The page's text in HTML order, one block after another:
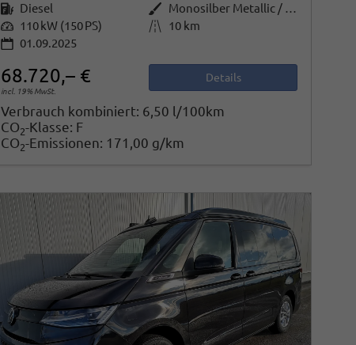
Kraftstoff Diesel Außenfarbe
Monosilber Metallic / Energeticorange Metallic Dach Schwarz
Leistung 110 kW (150 PS) Kilometerstand 10 km
01.09.2025
68.720,– €
incl. 19% MwSt.
Details
Verbrauch kombiniert: 6,50 l/100km
CO2-Klasse: F
CO2-Emissionen: 171,00 g/km